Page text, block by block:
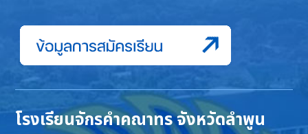
โรงเรียนจักรคำคณาทร จังหวัดลำพูน